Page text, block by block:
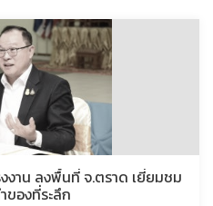
งาน ลงพื้นที่ จ.ตราด เยี่ยมชม
ของที่ระลึก